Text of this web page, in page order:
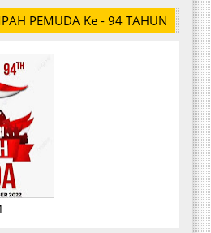
PEMUDA Ke - 94 TAHUN